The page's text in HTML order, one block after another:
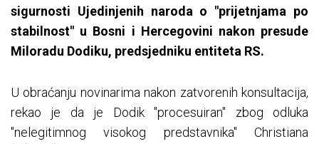
sigurnosti Ujedinjenih naroda o "prijetnjama po
stabilnost" u Bosni i Hercegovini nakon presude
Miloradu Dodiku, predsjedniku entiteta RS.
U obraćanju novinarima nakon zatvorenih konsultacija,
rekao je da je Dodik "procesuiran" zbog odluka
"nelegitimnog visokog predstavnika" Christiana